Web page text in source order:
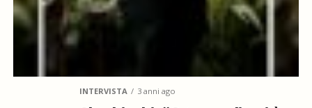
INTERVISTA 3 anni ago